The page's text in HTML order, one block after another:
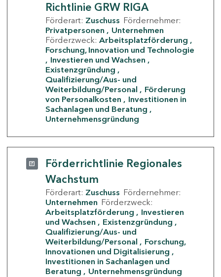
Richtlinie GRW RIGA
Förderart: Zuschuss Fördernehmer:
Privatpersonen
Unternehmen
Förderzweck: Arbeitsplatzförderung
Forschung, Innovation und Technologie
Investieren und Wachsen
Existenzgründung
Qualifizierung/Aus- und
Weiterbildung/Personal
Förderung
von Personalkosten
Investitionen in
Sachanlagen und Beratung
Unternehmensgründung
Förderrichtlinie Regionales
Wachstum
Förderart: Zuschuss Fördernehmer:
Unternehmen Förderzweck:
Arbeitsplatzförderung
Investieren
und Wachsen
Existenzgründung
Qualifizierung/Aus- und
Weiterbildung/Personal
Forschung,
Innovationen und Digitalisierung
Investitionen in Sachanlagen und
Beratung
Unternehmensgründung